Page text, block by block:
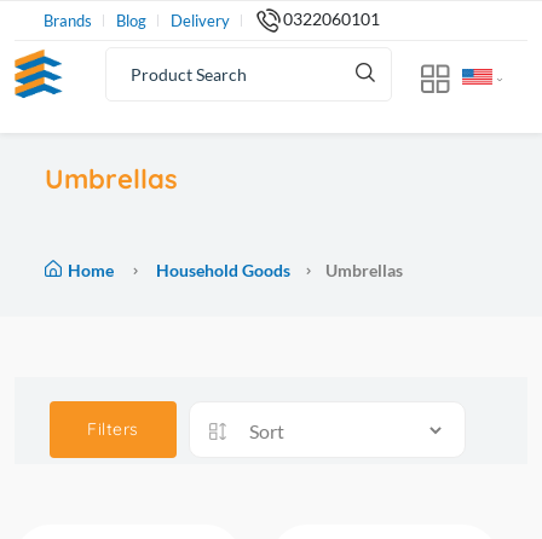
Brands Blog Delivery 0322060101
Umbrellas
Home Household Goods Umbrellas
Filters